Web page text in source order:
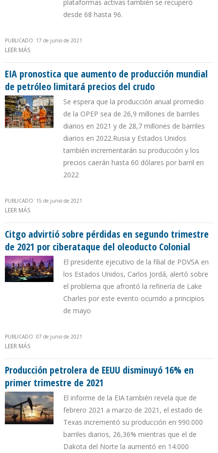
plataformas activas también se recuperó
desde 68 hasta 96.
PUBLICADO: 17 de junio de 2021
LEER MÁS
EIA pronostica que aumento de producción mundial
de petróleo limitará precios del crudo
Se espera que la producción anual promedio
de la OPEP sea de 26,9 millones de barriles
diarios en 2021 y de 28,7 millones de barriles
diarios en 2022.Rusia y Estados Unidos
también incrementarán su producción y los
precios caerán hasta 60 dólares por barril en
2022
PUBLICADO: 15 de junio de 2021
LEER MÁS
Citgo advirtió sobre pérdidas en segundo trimestre
de 2021 por ciberataque del oleoducto Colonial
El presidente ejecutivo de la filial de PDVSA en
los Estados Unidos, Carlos Jordá, alertó sobre
el problema que afrontó la refinería de Lake
Charles por este evento ocurrido a principios
de mayo
PUBLICADO: 07 de junio de 2021
LEER MÁS
Producción petrolera de EEUU disminuyó 16% en
primer trimestre de 2021
El informe de la EIA también revela que de
febrero 2021 a marzo de 2021, el estado de
Texas incrementó su producción en 990.000
barriles diarios, 26,36% mientras que el de
Dakota del Norte la aumentó en 14.000